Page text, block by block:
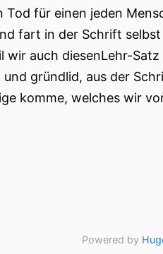
für einen jeden
fart in der Schrift
auch diesenLehr-
gründlid, aus der
komme, welches wir
Powered by